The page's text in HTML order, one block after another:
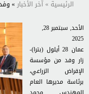
الرئيسية » آخر الأخبار»
الأحد, سبتمبر 28,
2025
عمان 28 أيلول (بترا)-
زار وفد من مؤسسة
الإقراض الزراعي،
برئاسة مديرها العام